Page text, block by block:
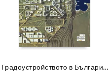
Градоустройството в България